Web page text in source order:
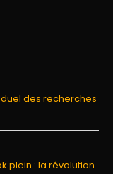
des recherches
plein : la révolution